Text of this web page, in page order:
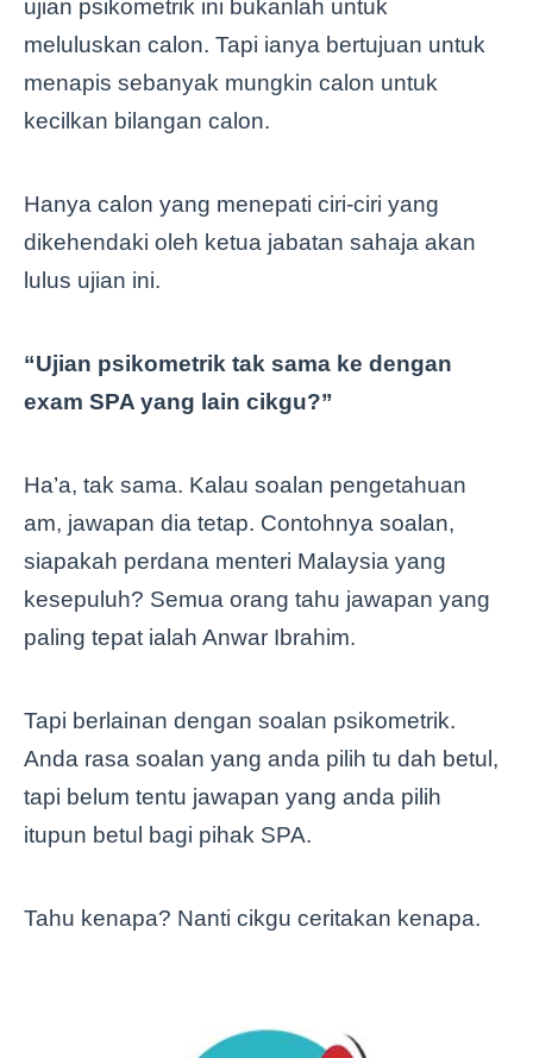
ujian psikometrik ini bukanlah untuk
meluluskan calon. Tapi ianya bertujuan untuk
menapis sebanyak mungkin calon untuk
kecilkan bilangan calon.
Hanya calon yang menepati ciri-ciri yang
dikehendaki oleh ketua jabatan sahaja akan
lulus ujian ini.
“Ujian psikometrik tak sama ke dengan
exam SPA yang lain cikgu?”
Ha’a, tak sama. Kalau soalan pengetahuan
am, jawapan dia tetap. Contohnya soalan,
siapakah perdana menteri Malaysia yang
kesepuluh? Semua orang tahu jawapan yang
paling tepat ialah Anwar Ibrahim.
Tapi berlainan dengan soalan psikometrik.
Anda rasa soalan yang anda pilih tu dah betul,
tapi belum tentu jawapan yang anda pilih
itupun betul bagi pihak SPA.
Tahu kenapa? Nanti cikgu ceritakan kenapa.